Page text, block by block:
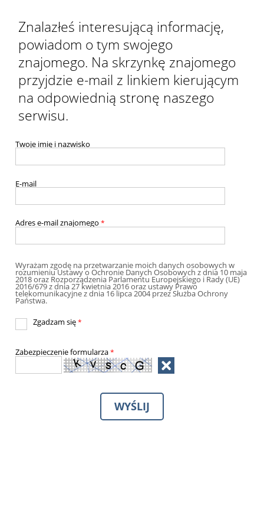
Znalazłeś interesującą informację,
powiadom o tym swojego
znajomego. Na skrzynkę znajomego
przyjdzie e-mail z linkiem kierującym
na odpowiednią stronę naszego
serwisu.
Twoje imię i nazwisko
E-mail
Adres e-mail znajomego *
Wyrażam zgodę na przetwarzanie moich danych osobowych w
rozumieniu Ustawy o Ochronie Danych Osobowych z dnia 10 maja
2018 oraz Rozporządzenia Parlamentu Europejskiego i Rady (UE)
2016/679 z dnia 27 kwietnia 2016 oraz ustawy Prawo
telekomunikacyjne z dnia 16 lipca 2004 przez Służba Ochrony
Państwa.
Zgadzam się *
Zabezpieczenie formularza *